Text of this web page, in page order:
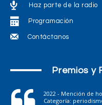
Haz parte de la radio
Programación
Contáctanos
Premios y
2022 - Mención de
Categoría: